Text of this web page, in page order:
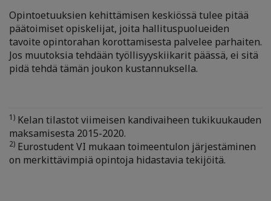
Opintoetuuksien kehittämisen keskiössä tulee pitää
päätoimiset opiskelijat, joita hallituspuolueiden
tavoite opintorahan korottamisesta palvelee parhaiten.
Jos muutoksia tehdään työllisyyskiikarit päässä, ei sitä
pidä tehdä tämän joukon kustannuksella.
1) Kelan tilastot viimeisen kandivaiheen tukikuukauden
maksamisesta 2015-2020.
2) Eurostudent VI mukaan toimeentulon järjestäminen
on merkittävimpiä opintoja hidastavia tekijöitä.